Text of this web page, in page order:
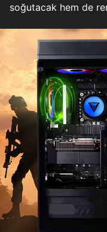
soğutacak hem de